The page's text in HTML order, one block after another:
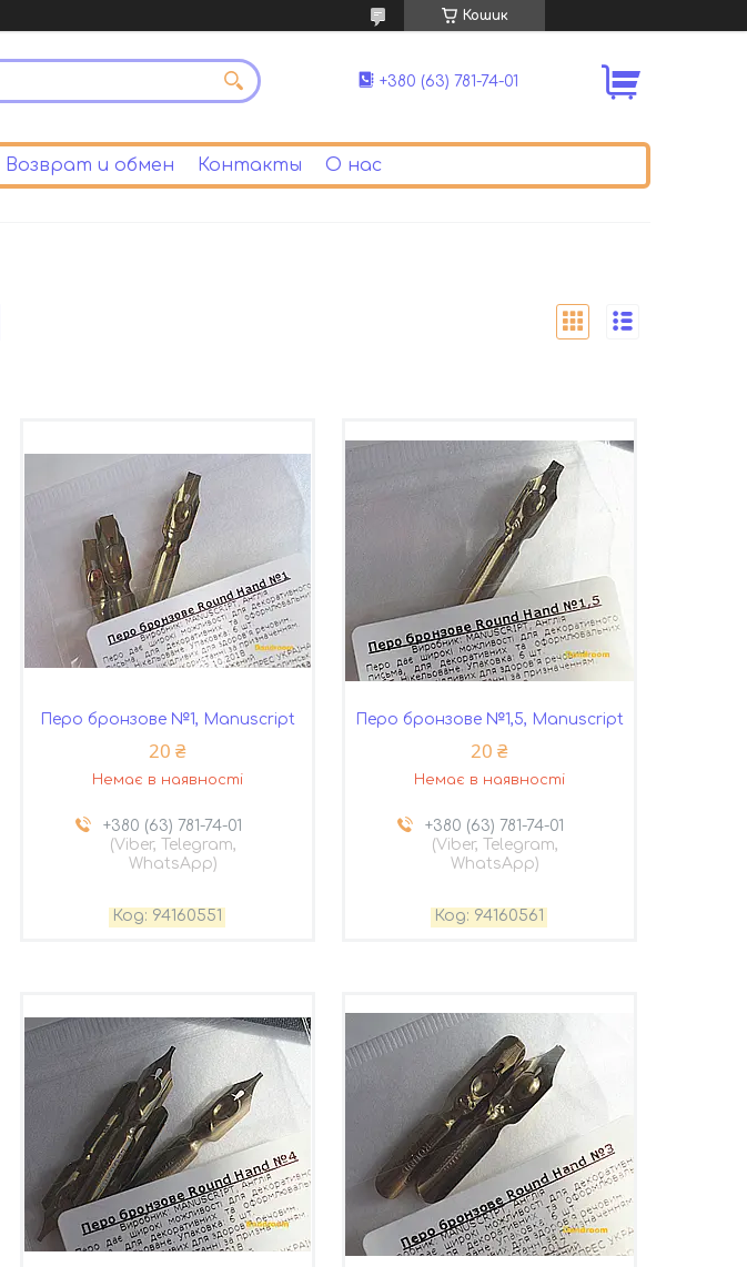
Кошик
+380 (63) 781-74-01
Возврат и обмен Контакты О нас
Перо бронзове №1, Manuscript
20 ₴
Немає в наявності
+380 (63) 781-74-01
(Viber, Telegram,
WhatsApp)
94160551
Перо бронзове №1,5, Manuscript
20 ₴
Немає в наявності
+380 (63) 781-74-01
(Viber, Telegram,
WhatsApp)
94160561